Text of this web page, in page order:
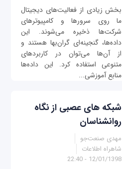
بخش زیادی از فعالیت‌های دیجیتال
ما روی سرور‌ها و کامپیوترهای
شرکت‌ها ذخیره می‌شوند. این
داده‌ها، گنجینه‌ای گران‌بها هستند و
از آن‌ها می‌توان در کاربردهای
متنوعی استفاده کرد. این داده‌ها
منابع آموزشی...
شبکه های عصبی از نگاه
روانشناسان
مهدی صنعت‌جو
شاهراه اطلاعات
12/01/1398 - 22:40